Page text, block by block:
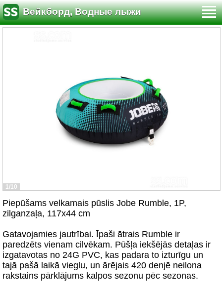
Вейкборд, Водные лыжи
1/10
Piepūšams velkamais pūslis Jobe Rumble, 1P,
zilganzaļa, 117x44 cm
Gatavojamies jautrībai. Īpaši ātrais Rumble ir
paredzēts vienam cilvēkam. Pūšļa iekšējās detaļas ir
izgatavotas no 24G PVC, kas padara to izturīgu un
tajā pašā laikā vieglu, un ārējais 420 denjē neilona
rakstains pārklājums kalpos sezonu pēc sezonas.